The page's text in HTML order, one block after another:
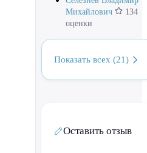
Михайлович
134
оценки
Показать всех (21)
Оставить отзыв